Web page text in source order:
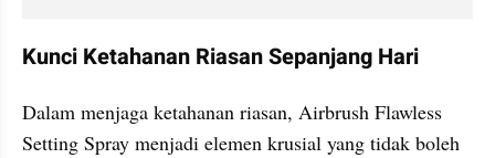
Kunci Ketahanan Riasan Sepanjang Hari
Dalam menjaga ketahanan riasan, Airbrush Flawless
Setting Spray menjadi elemen krusial yang tidak boleh